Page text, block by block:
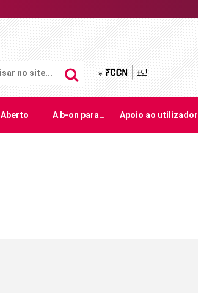
by FCCN
A b-on para… Apoio ao utilizador